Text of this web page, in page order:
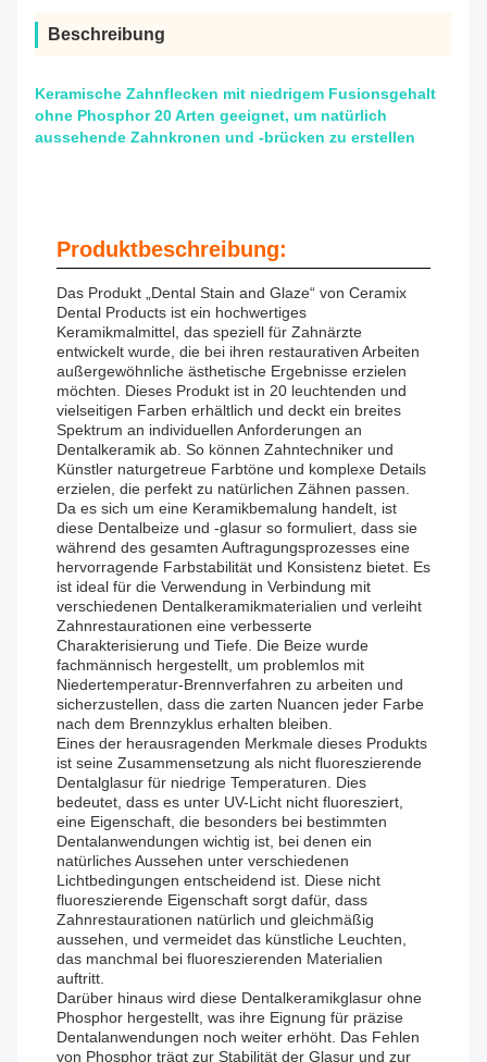
Beschreibung
Keramische Zahnflecken mit niedrigem Fusionsgehalt
ohne Phosphor 20 Arten geeignet, um natürlich
aussehende Zahnkronen und -brücken zu erstellen
Produktbeschreibung:
Das Produkt „Dental Stain and Glaze“ von Ceramix
Dental Products ist ein hochwertiges
Keramikmalmittel, das speziell für Zahnärzte
entwickelt wurde, die bei ihren restaurativen Arbeiten
außergewöhnliche ästhetische Ergebnisse erzielen
möchten. Dieses Produkt ist in 20 leuchtenden und
vielseitigen Farben erhältlich und deckt ein breites
Spektrum an individuellen Anforderungen an
Dentalkeramik ab. So können Zahntechniker und
Künstler naturgetreue Farbtöne und komplexe Details
erzielen, die perfekt zu natürlichen Zähnen passen.
Da es sich um eine Keramikbemalung handelt, ist
diese Dentalbeize und -glasur so formuliert, dass sie
während des gesamten Auftragungsprozesses eine
hervorragende Farbstabilität und Konsistenz bietet. Es
ist ideal für die Verwendung in Verbindung mit
verschiedenen Dentalkeramikmaterialien und verleiht
Zahnrestaurationen eine verbesserte
Charakterisierung und Tiefe. Die Beize wurde
fachmännisch hergestellt, um problemlos mit
Niedertemperatur-Brennverfahren zu arbeiten und
sicherzustellen, dass die zarten Nuancen jeder Farbe
nach dem Brennzyklus erhalten bleiben.
Eines der herausragenden Merkmale dieses Produkts
ist seine Zusammensetzung als nicht fluoreszierende
Dentalglasur für niedrige Temperaturen. Dies
bedeutet, dass es unter UV-Licht nicht fluoresziert,
eine Eigenschaft, die besonders bei bestimmten
Dentalanwendungen wichtig ist, bei denen ein
natürliches Aussehen unter verschiedenen
Lichtbedingungen entscheidend ist. Diese nicht
fluoreszierende Eigenschaft sorgt dafür, dass
Zahnrestaurationen natürlich und gleichmäßig
aussehen, und vermeidet das künstliche Leuchten,
das manchmal bei fluoreszierenden Materialien
auftritt.
Darüber hinaus wird diese Dentalkeramikglasur ohne
Phosphor hergestellt, was ihre Eignung für präzise
Dentalanwendungen noch weiter erhöht. Das Fehlen
von Phosphor trägt zur Stabilität der Glasur und zur